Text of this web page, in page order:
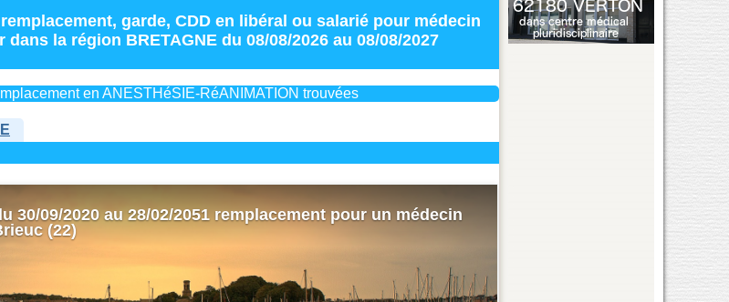
, garde, CDD en libéral ou salarié pour médecin
dans la région BRETAGNE du 08/08/2026 au 08/08/2027
en ANESTHéSIE-RéANIMATION trouvées
30/09/2020 au 28/02/2051 remplacement pour un médecin
(22)